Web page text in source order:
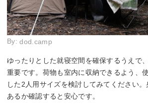
By:dod.camp
ゆったりとした就寝空間を確保するうえで
重要です。荷物も室内に収納できるよう、
した2人用サイズを検討してみてください
あるか確認すると安心です。